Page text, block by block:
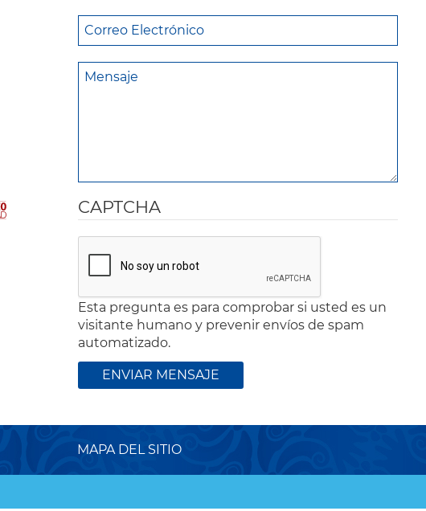
CAPTCHA
Esta pregunta es para comprobar si usted es un
visitante humano y prevenir envíos de spam
automatizado.
MAPA DEL SITIO